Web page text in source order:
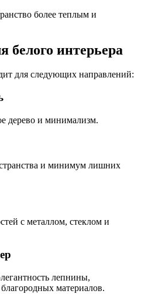
более теплым и
белого интерьера
для следующих направлений:
дерево и минимализм.
и минимум лишних
с металлом, стеклом и
лепнины,
материалов.